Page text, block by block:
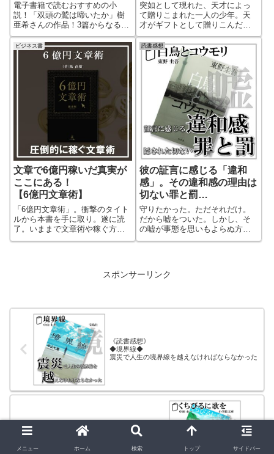
電子書籍で読むおすすめの小
説！「双頭の鷲は啼いたか」樹
亜希さんの作品！3篇からなる短
編集。偶然の事故で出会ってし
まった同じ顔を持つ二人。彼ら
の人生が思いもよらぬことの発
覚で大きく狂ってしまう！二人
を出会わせたのは神の気まぐれ
か、それとも運命だったのか。
予想外の展開が読み手を引き込
突如として現れた、天才によっ
て贈りこまれた一人の少年。天
才がギフトとして贈りこんだそ
の少年の存在が、天才たちを覚
醒させて進化させていく。ピア
ノコンクールを舞台に、広げら
れる天才たちの葛藤と成長。文
字で表現されるその曲に読みな
がら引き込まれていく！恩田陸
さんの天才的な言葉の表現が光
る本屋大賞・直木賞ダブル受賞
作品！
ビジネス書
文章で6億円稼いだ真実が
ここにある！
【6億円文章術】
「6億円文章術」。衝撃のタイト
ルから本書を手に取り。遂に読
了。いままで文章術や稼ぐ方法
の本は数多く読んできました。
が実際にやってきたという実績
が稼ぐという事に繋がる。その
方法を知らないのは勿体ない！
読書感想
彼の証言に感じる「違和
感」。その違和感の理由は
切ない罪と罰
【白鳥とコウモリ】
守りたかった。ただそれだけ。
だから嘘をついた。しかし、そ
の嘘が事態を思いもよらぬ方向
へと向かわせてしまった。優し
は果たして一緒に空を飛べるの
分に感じることが出来る作品で
スポンサーリンク
《読書感想》
◆境界線◆
震災で人生の境界線を越えなければならなかった
《読書感想》
◆くちびるに歌を◆
メニュー ホーム 検索 トップ サイドバー